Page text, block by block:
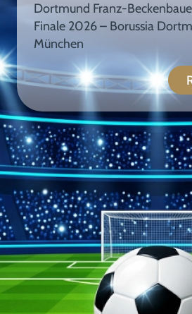
Dortmund Franz-
Finale 2026 – Borussia
München